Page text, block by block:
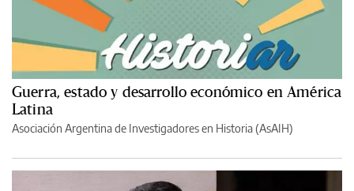
Guerra, estado y desarrollo económico en América
Latina
Asociación Argentina de Investigadores en Historia (AsAIH)